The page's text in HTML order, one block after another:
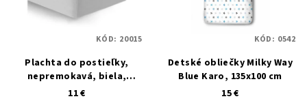
Plachta do postieľky,
nepremokavá, biela,
120x60 cm
11 €
KÓD: 20015
Detské obliečky Milky Way
Blue Karo, 135x100 cm
15 €
KÓD: 0542